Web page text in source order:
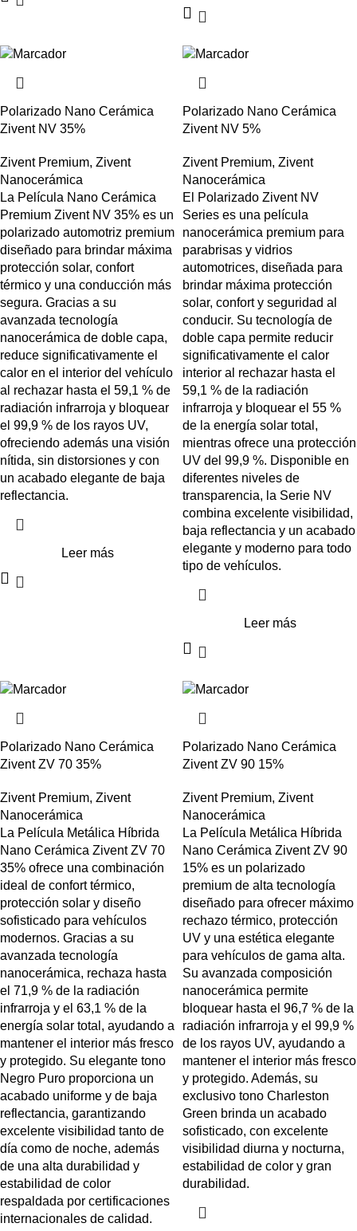
Polarizado Nano Cerámica
Zivent NV 35%
Zivent Premium, Zivent
Nanocerámica
La Película Nano Cerámica
Premium Zivent NV 35% es un
polarizado automotriz premium
diseñado para brindar máxima
protección solar, confort
térmico y una conducción más
segura. Gracias a su
avanzada tecnología
nanocerámica de doble capa,
reduce significativamente el
calor en el interior del vehículo
al rechazar hasta el 59,1 % de
radiación infrarroja y bloquear
el 99,9 % de los rayos UV,
ofreciendo además una visión
nítida, sin distorsiones y con
un acabado elegante de baja
reflectancia.
Leer más
Polarizado Nano Cerámica
Zivent NV 5%
Zivent Premium, Zivent
Nanocerámica
El Polarizado Zivent NV
Series es una película
nanocerámica premium para
parabrisas y vidrios
automotrices, diseñada para
brindar máxima protección
solar, confort y seguridad al
conducir. Su tecnología de
doble capa permite reducir
significativamente el calor
interior al rechazar hasta el
59,1 % de la radiación
infrarroja y bloquear el 55 %
de la energía solar total,
mientras ofrece una protección
UV del 99,9 %. Disponible en
diferentes niveles de
transparencia, la Serie NV
combina excelente visibilidad,
baja reflectancia y un acabado
elegante y moderno para todo
tipo de vehículos.
Leer más
Polarizado Nano Cerámica
Zivent ZV 70 35%
Zivent Premium, Zivent
Nanocerámica
La Película Metálica Híbrida
Nano Cerámica Zivent ZV 70
35% ofrece una combinación
ideal de confort térmico,
protección solar y diseño
sofisticado para vehículos
modernos. Gracias a su
avanzada tecnología
nanocerámica, rechaza hasta
el 71,9 % de la radiación
infrarroja y el 63,1 % de la
energía solar total, ayudando a
mantener el interior más fresco
y protegido. Su elegante tono
Negro Puro proporciona un
acabado uniforme y de baja
reflectancia, garantizando
excelente visibilidad tanto de
día como de noche, además
de una alta durabilidad y
estabilidad de color
respaldada por certificaciones
internacionales de calidad.
Polarizado Nano Cerámica
Zivent ZV 90 15%
Zivent Premium, Zivent
Nanocerámica
La Película Metálica Híbrida
Nano Cerámica Zivent ZV 90
15% es un polarizado
premium de alta tecnología
diseñado para ofrecer máximo
rechazo térmico, protección
UV y una estética elegante
para vehículos de gama alta.
Su avanzada composición
nanocerámica permite
bloquear hasta el 96,7 % de la
radiación infrarroja y el 99,9 %
de los rayos UV, ayudando a
mantener el interior más fresco
y protegido. Además, su
exclusivo tono Charleston
Green brinda un acabado
sofisticado, con excelente
visibilidad diurna y nocturna,
estabilidad de color y gran
durabilidad.